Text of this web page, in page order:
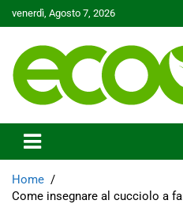
to
venerdì, Agosto 7, 2026
Ecoo.it
Home
Come insegnare al cucciolo a